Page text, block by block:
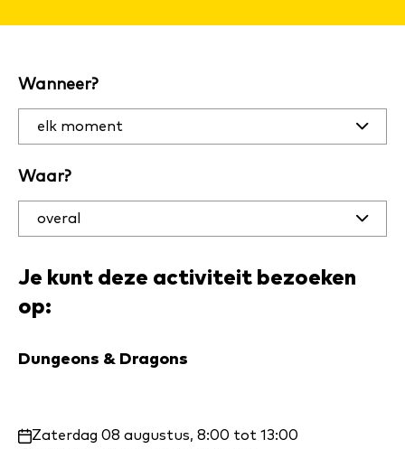
Filter
activiteiten
op datum
en plaats
Wanneer?
Waar?
Je kunt deze activiteit bezoeken
op:
Dungeons & Dragons
Waar
Zaterdag 08 augustus, 8:00 tot 13:00